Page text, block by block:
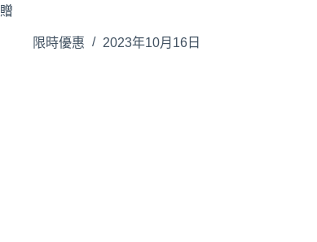
贈
限時優惠 2023年10月16日